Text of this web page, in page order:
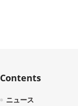
Contents
ニュース